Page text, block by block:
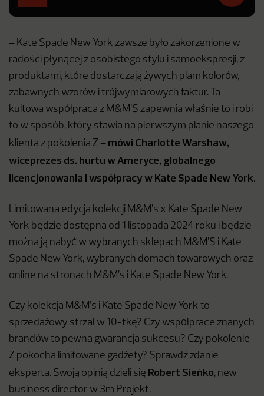
– Kate Spade New York zawsze było zakorzenione w
radości płynącej z osobistego stylu i samoekspresji, z
produktami, które dostarczają żywych plam kolorów,
zabawnych wzorów i trójwymiarowych faktur. Ta
kultowa współpraca z M&M’S zapewnia właśnie to i robi
to w sposób, który stawia na pierwszym planie naszego
klienta z pokolenia Z – mówi Charlotte Warshaw,
wiceprezes ds. hurtu w Ameryce, globalnego
licencjonowania i współpracy w Kate Spade New York.
Limitowana edycja kolekcji M&M’s x Kate Spade New
York będzie dostępna od 1 listopada 2024 roku i będzie
można ją nabyć w wybranych sklepach M&M’S i Kate
Spade New York, wybranych domach towarowych oraz
online na stronach M&M’s i Kate Spade New York.
Czy kolekcja M&M’s i Kate Spade New York to
sprzedażowy strzał w 10-tkę? Czy współprace znanych
brandów to pewna gwarancja sukcesu? Czy pokolenie
Z pokocha limitowane gadżety? Sprawdź zdanie
eksperta. Swoją opinią dzieli się Robert Sieńko, new
business director w 3m Projekt.